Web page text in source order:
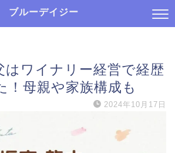
ブルーデイジー
はワイナリー経営で経歴
！母親や家族構成も
2024年10月17日